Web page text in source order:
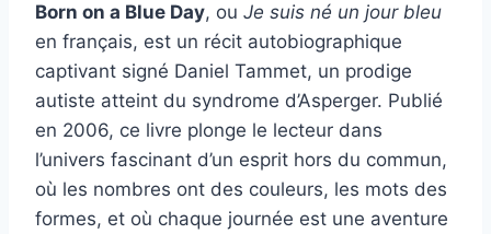
Born on a Blue Day, ou Je suis né un jour bleu
en français, est un récit autobiographique
captivant signé Daniel Tammet, un prodige
autiste atteint du syndrome d’Asperger. Publié
en 2006, ce livre plonge le lecteur dans
l’univers fascinant d’un esprit hors du commun,
où les nombres ont des couleurs, les mots des
formes, et où chaque journée est une aventure